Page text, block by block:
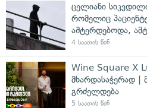
ცელიანი
რომელიც
აშტერდებოდა,
4 საათის წინ
Wine Square X
მხარდასაჭერად |
გრძელდება
5 საათის წინ